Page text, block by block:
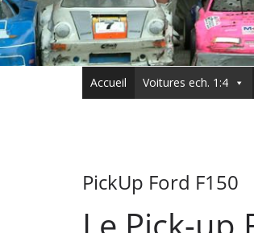
Accueil Voitures ech. 1:4
PickUp Ford F150